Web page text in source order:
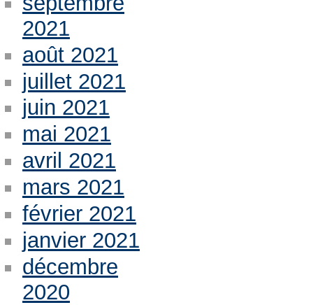
2021
août 2021
juillet 2021
juin 2021
mai 2021
avril 2021
mars 2021
février 2021
janvier 2021
décembre
2020